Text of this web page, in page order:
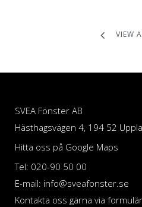
VIEW
SVEA Fönster AB
Hästhagsvägen 4, 194 52
Hitta oss på Google Maps
Tel: 020-90 50 00
E-mail: info@sveafonster.se
Kontakta oss gärna via